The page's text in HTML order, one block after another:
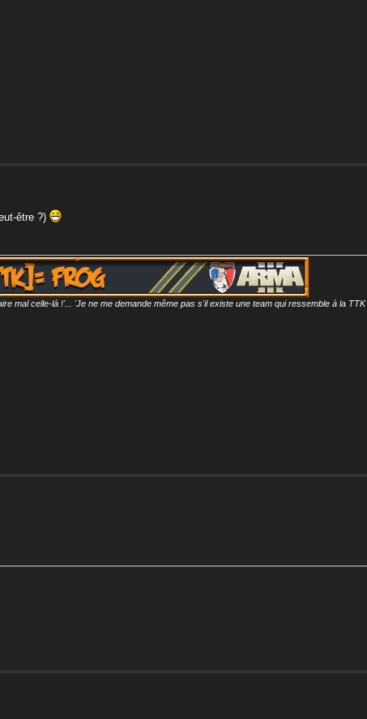
être ?)
mal celle-là !'... 'Je ne me demande même pas s'il existe une team qui ressemble à la TTK